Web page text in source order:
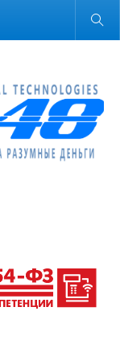
Обычная версия